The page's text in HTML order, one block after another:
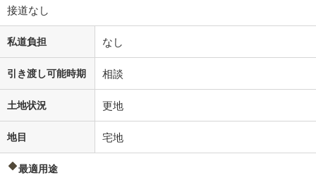
接道なし
私道負担 なし
引き渡し可能時期 相談
土地状況 更地
地目 宅地
最適用途